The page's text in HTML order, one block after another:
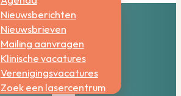
Nieuwsberichten
Nieuwsbrieven
Mailing aanvragen
Klinische vacatures
Verenigingsvacatures
Zoek een lasercentrum